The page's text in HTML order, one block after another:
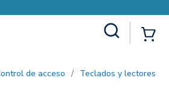
Control de acceso / Teclados y lectores